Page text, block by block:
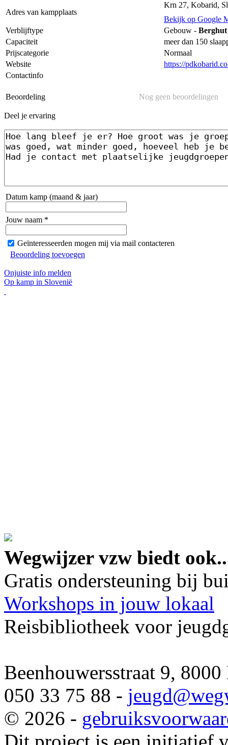
Adres van kampplaats
Krn 27, Kobarid,
Bekijk op Google
Verblijftype
Gebouw - Berghut
Capaciteit
meer dan 150
Prijscategorie
Normaal
Website
https://
Contactinfo
Beoordeling Nog geen beoordelingen
Deel je ervaring
Datum kamp (maand & jaar)
Jouw naam *
Geïnteresseerden mogen mij via mail contacteren
Beoordeling toevoegen
Onjuiste info melden
Op kamp in Slovenië
Wegwijzer vzw biedt
Gratis ondersteuning bij
Workshops in jouw lokaal
Reisbibliotheek voor
Beenhouwersstraat 9,
050 33 75 88 - jeugd
© 2026 -